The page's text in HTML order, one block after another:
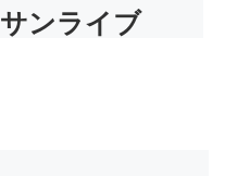
サンライブ